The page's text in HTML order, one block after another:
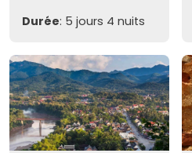
Durée: 5 jours 4 nuits